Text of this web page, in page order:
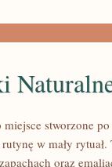
miejsce stworzone
w mały
oraz